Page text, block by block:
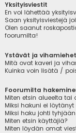
Yksityisviestit
En voi lähettää
Saan yksityisviestejä
Olen saanut
foorumilta!
Ystävät ja vihamiehet
Mitä ovat kaveri ja
Kuinka voin lisätä /
Foorumilta
Miten etsin alueelta tai
Miksi hakuni ei
Miksi haku johti
Miten etsin käyttäjiä?
Miten löydän omat